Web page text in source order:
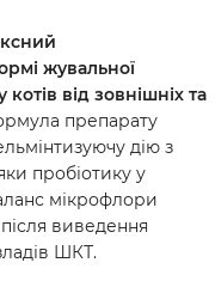
жувальної
котів від зовнішніх та
препарату
дію з
пробіотику у
мікрофлори
виведення
ШКТ.